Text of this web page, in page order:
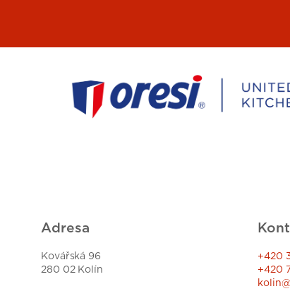
Adresa
Kovářská 96
280 02 Kolín
+420
+420